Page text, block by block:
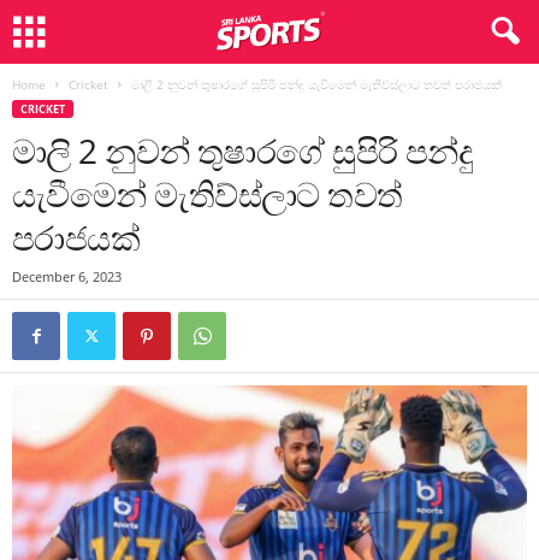
Home Cricket මාලි 2 නුවන් තුෂාරගේ සුපිරි පන්දු යැවීමෙන් මැතිව්ස්ලාට තවත් පරාජයක්
CRICKET
මාලි 2 නුවන් තුෂාරගේ සුපිරි පන්දු
යැවීමෙන් මැතිව්ස්ලාට තවත්
පරාජයක්
December 6, 2023